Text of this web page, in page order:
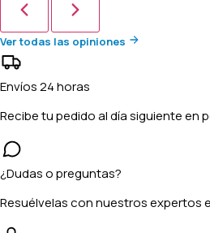
Ver todas las opiniones
Envíos 24 horas
Recibe tu pedido al día siguiente en
¿Dudas o preguntas?
Resuélvelas con nuestros expertos